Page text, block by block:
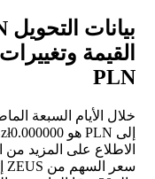
PLN
الاطلاع على المزيد من